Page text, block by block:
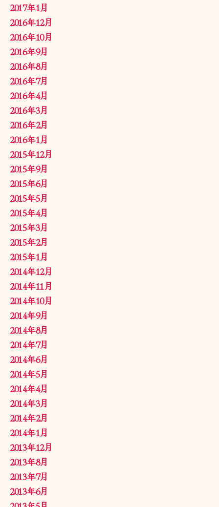
2017年1月
2016年12月
2016年10月
2016年9月
2016年8月
2016年7月
2016年4月
2016年3月
2016年2月
2016年1月
2015年12月
2015年9月
2015年6月
2015年5月
2015年4月
2015年3月
2015年2月
2015年1月
2014年12月
2014年11月
2014年10月
2014年9月
2014年8月
2014年7月
2014年6月
2014年5月
2014年4月
2014年3月
2014年2月
2014年1月
2013年12月
2013年8月
2013年7月
2013年6月